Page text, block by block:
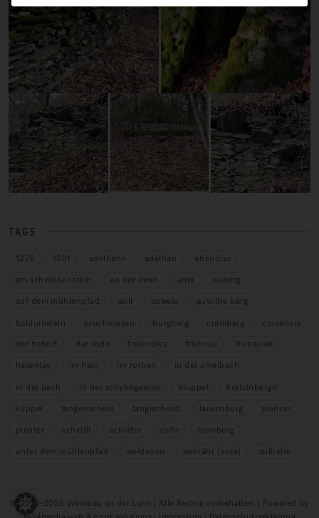
TAGS
1275 1381 adelhahn adelhan
altendiez
am schwalbenstein
an der owen anre
auberg
auf dem mühlenpfad
aull auwele
auwiilre berg
balduinstein
bruchwiesen burgberg cramberg
cursenere
der richolf
der rode freiendiez frohnau
fronauwe
hasenlay
im hain im rothen
in der amelbach
in der bach
in der schybegassen kluppel
kratzinbergir
küppel
langenscheid langischeidt laurenburg
plencer
plenter
scheidt schläfer slefir
turmberg
unter dem mühlenpfad
weidenau weinähr (anre) zulheim
© 2018–2026 Weinbau an der Lahn | Alle Rechte vorbehalten. | Powered by